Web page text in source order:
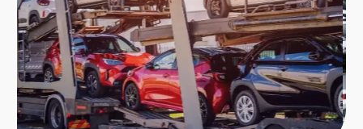
Предварительную консультацию — мы
проверим документы, подскажем
оптимальную схему оформления авто
из Армении в России, спрогнозируем
сроки и расходы.
Услуги по таможенному оформлению
транспортных средств от ФТС-Сервис
включают: